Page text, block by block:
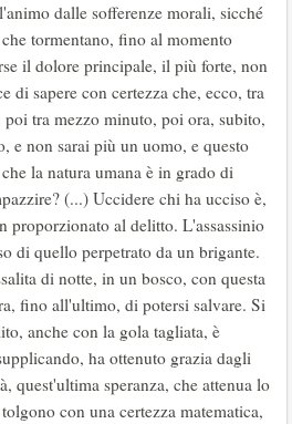
dalle sofferenze morali, sicché
tormentano, fino al momento
il dolore principale, il più forte, non
di sapere con certezza che, ecco, tra
tra mezzo minuto, poi ora, subito,
e non sarai più un uomo, e questo
la natura umana è in grado di
(...) Uccidere chi ha ucciso è,
proporzionato al delitto. L'assassinio
di quello perpetrato da un brigante.
di notte, in un bosco, con questa
fino all'ultimo, di potersi salvare. Si
anche con la gola tagliata, è
ha ottenuto grazia dagli
quest'ultima speranza, che attenua lo
con una certezza matematica,